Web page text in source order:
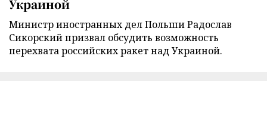
Украиной
Министр иностранных дел Польши Радослав
Сикорский призвал обсудить возможность
перехвата российских ракет над Украиной.